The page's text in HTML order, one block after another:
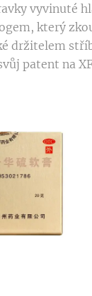
vyvinuté
který
držitelem
patent na